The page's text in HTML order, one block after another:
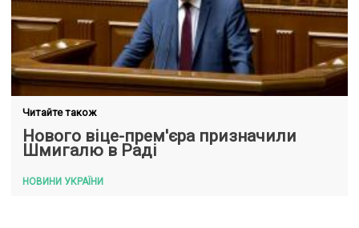
Читайте також
Нового віце-прем'єра призначили
Шмигалю в Раді
НОВИНИ УКРАЇНИ